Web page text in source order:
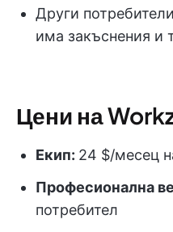
Други
има закъснения и
Цени на
Екип: 24 $/месец
Професионална
потребител